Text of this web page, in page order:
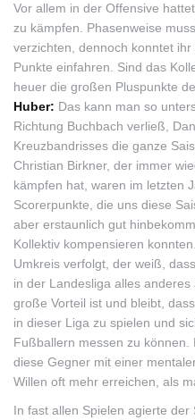
Vor allem in der Offensive
zu kämpfen. Phasenweise
verzichten, dennoch konntet
Punkte einfahren. Sind das
heuer die großen Pluspunkte
Huber: Das kann man so
Richtung Buchbach verließ,
Kreuzbandrisses die ganze
Christian Birkner, der immer
kämpfen hat, waren im letzten
Scorerpunkte, die uns diese
aber erstaunlich gut
Kollektiv kompensieren
Umkreis verfolgt, der weiß,
in der Landesliga alles
große Vorteil ist und bleibt,
in dieser Liga zu spielen und
Fußballern messen zu
diese Gegner mit einer
Willen oft mehr erreichen, als
In fast allen Spielen agierte der